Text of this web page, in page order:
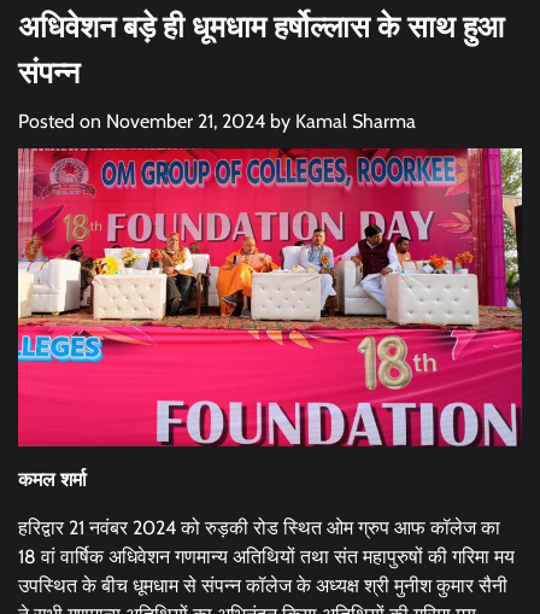
अधिवेशन बड़े ही धूमधाम हर्षोल्लास के साथ हुआ
संपन्न
Posted on November 21, 2024 by Kamal Sharma
कमल शर्मा
हरिद्वार 21 नवंबर 2024 को रुड़की रोड स्थित ओम ग्रुप आफ कॉलेज का
18 वां वार्षिक अधिवेशन गणमान्य अतिथियों तथा संत महापुरुषों की गरिमा मय
उपस्थित के बीच धूमधाम से संपन्न कॉलेज के अध्यक्ष श्री मुनीश कुमार सैनी